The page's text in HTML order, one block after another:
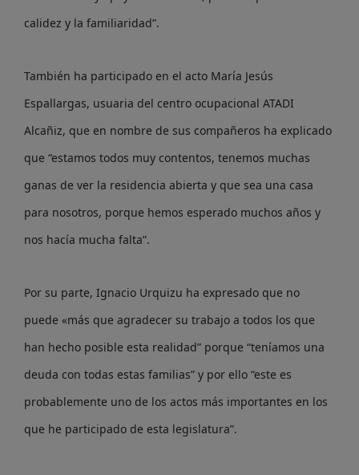
calidez y la familiaridad”.
También ha participado en el acto María Jesús
Espallargas, usuaria del centro ocupacional ATADI
Alcañiz, que en nombre de sus compañeros ha explicado
que “estamos todos muy contentos, tenemos muchas
ganas de ver la residencia abierta y que sea una casa
para nosotros, porque hemos esperado muchos años y
nos hacía mucha falta”.
Por su parte, Ignacio Urquizu ha expresado que no
puede «más que agradecer su trabajo a todos los que
han hecho posible esta realidad” porque “teníamos una
deuda con todas estas familias” y por ello “este es
probablemente uno de los actos más importantes en los
que he participado de esta legislatura”.